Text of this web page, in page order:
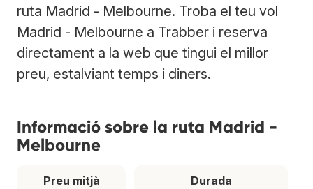
ruta Madrid - Melbourne. Troba el teu vol
Madrid - Melbourne a Trabber i reserva
directament a la web que tingui el millor
preu, estalviant temps i diners.
Informació sobre la ruta Madrid -
Melbourne
Preu mitjà
Durada